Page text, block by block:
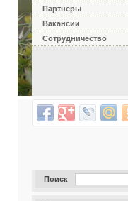
Партнеры
Вакансии
Сотрудничество
Поиск